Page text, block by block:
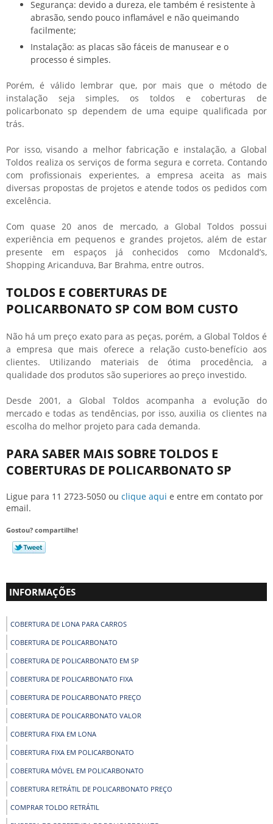
Segurança: devido a dureza, ele também é resistente à
abrasão, sendo pouco inflamável e não queimando
facilmente;
Instalação: as placas são fáceis de manusear e o
processo é simples.
Porém, é válido lembrar que, por mais que o método de
instalação seja simples, os toldos e coberturas de
policarbonato sp dependem de uma equipe qualificada por
trás.
Por isso, visando a melhor fabricação e instalação, a Global
Toldos realiza os serviços de forma segura e correta. Contando
com profissionais experientes, a empresa aceita as mais
diversas propostas de projetos e atende todos os pedidos com
excelência.
Com quase 20 anos de mercado, a Global Toldos possui
experiência em pequenos e grandes projetos, além de estar
presente em espaços já conhecidos como Mcdonald’s,
Shopping Aricanduva, Bar Brahma, entre outros.
TOLDOS E COBERTURAS DE
POLICARBONATO SP COM BOM CUSTO
Não há um preço exato para as peças, porém, a Global Toldos é
a empresa que mais oferece a relação custo-benefício aos
clientes. Utilizando materiais de ótima procedência, a
qualidade dos produtos são superiores ao preço investido.
Desde 2001, a Global Toldos acompanha a evolução do
mercado e todas as tendências, por isso, auxilia os clientes na
escolha do melhor projeto para cada demanda.
PARA SABER MAIS SOBRE TOLDOS E
COBERTURAS DE POLICARBONATO SP
Ligue para 11 2723-5050 ou clique aqui e entre em contato por
email.
Gostou? compartilhe!
INFORMAÇÕES
COBERTURA DE LONA PARA CARROS
COBERTURA DE POLICARBONATO
COBERTURA DE POLICARBONATO EM SP
COBERTURA DE POLICARBONATO FIXA
COBERTURA DE POLICARBONATO PREÇO
COBERTURA DE POLICARBONATO VALOR
COBERTURA FIXA EM LONA
COBERTURA FIXA EM POLICARBONATO
COBERTURA MÓVEL EM POLICARBONATO
COBERTURA RETRÁTIL DE POLICARBONATO PREÇO
COMPRAR TOLDO RETRÁTIL